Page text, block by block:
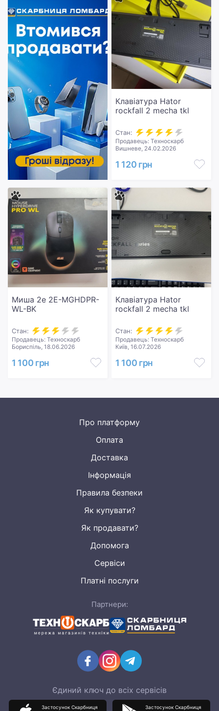
Клавіатура Hator
rockfall 2 mecha tkl
Стан:
Продавець: Техноскарб
Вишневе, 24.02.2026
1 120 грн
Миша 2e 2E-MGHDPR-
WL-BK
Стан:
Продавець: Техноскарб
Бориспіль, 18.06.2026
1 100 грн
Клавіатура Hator
rockfall 2 mecha tkl
Стан:
Продавець: Техноскарб
Київ, 16.07.2026
1 100 грн
Про платформу
Оплата
Доставка
Інформація
Правила безпеки
Як купувати?
Як продавати?
Допомога
Сервіси
Платні послуги
Партнери:
Єдиний ключ до всіх сервісів
Застосунок Скарбниця Застосунок Скарбниця